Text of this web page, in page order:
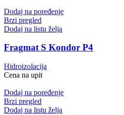
Dodaj na poređenje
Brzi pregled
Dodaj na listu želja
Fragmat S Kondor P4
Hidroizolacija
Cena na upit
Dodaj na poređenje
Brzi pregled
Dodaj na listu želja